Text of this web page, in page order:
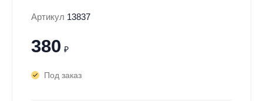
Артикул 13837
380 ₽
Под заказ